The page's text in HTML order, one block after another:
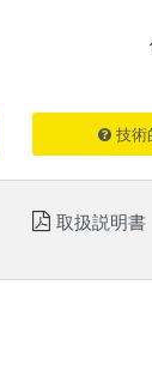
技術
取扱説明書